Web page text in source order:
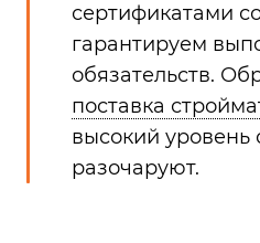
сертификатами
гарантируем
обязательств.
поставка
высокий уровень
разочаруют.